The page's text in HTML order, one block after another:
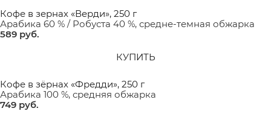
Кофе в зернах «Верди», 250 г
Арабика 60 % / Робуста 40 %, средне-темная обжарка
589 руб.
КУПИТЬ
Кофе в зёрнах «Фредди», 250 г
Арабика 100 %, средняя обжарка
749 руб.